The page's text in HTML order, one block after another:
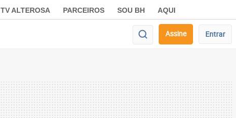
TV ALTEROSA PARCEIROS SOU BH AQUI
Assine Entrar